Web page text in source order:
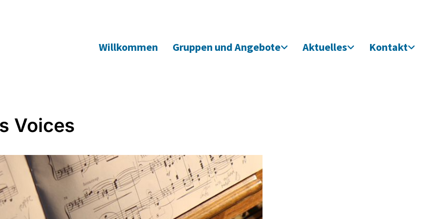
Willkommen Gruppen und Angebote Aktuelles Kontakt
Voices